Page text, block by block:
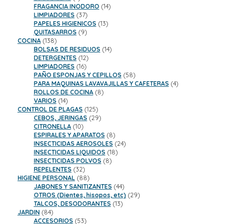
productos
FRAGANCIA INODORO 1414
LIMPIADORES 3737
productos
PAPELES HIGIENICOS 1313
QUITASARROS 99
COCINA 138138
productos
BOLSAS DE RESIDUOS 1414
DETERGENTES 1212
productos
LIMPIADORES 1616
productos
PAÑO ESPONJAS Y CEPILLOS 5858
productos
PARA MAQUINAS LAVAVAJILLAS Y CAFETERAS 44
ROLLOS DE COCINA 88
VARIOS 1414
productos
CONTROL DE PLAGAS 125125
productos
CEBOS, JERINGAS 2929
CITRONELLA 1010
productos
ESPIRALES Y APARATOS 88
productos
INSECTICIDAS AEROSOLES 2424
INSECTICIDAS LIQUIDOS 1818
INSECTICIDAS POLVOS 88
REPELENTES 3232
productos
HIGIENE PERSONAL 8888
productos
JABONES Y SANITIZANTES 4444
productos
OTROS (Dientes, hisopos, etc) 2929
TALCOS, DESODORANTES 1313
JARDIN 8484
productos
ACCESORIOS 5353